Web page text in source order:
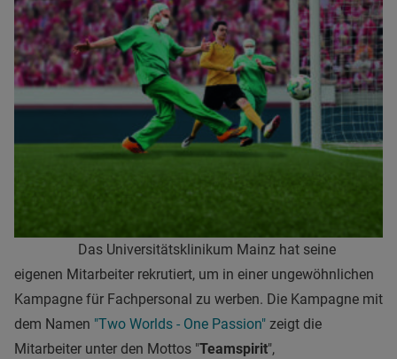
Das Universitätsklinikum Mainz hat seine
eigenen Mitarbeiter rekrutiert, um in einer ungewöhnlichen
Kampagne für Fachpersonal zu werben. Die Kampagne mit
dem Namen "Two Worlds - One Passion" zeigt die
Mitarbeiter unter den Mottos "Teamspirit",